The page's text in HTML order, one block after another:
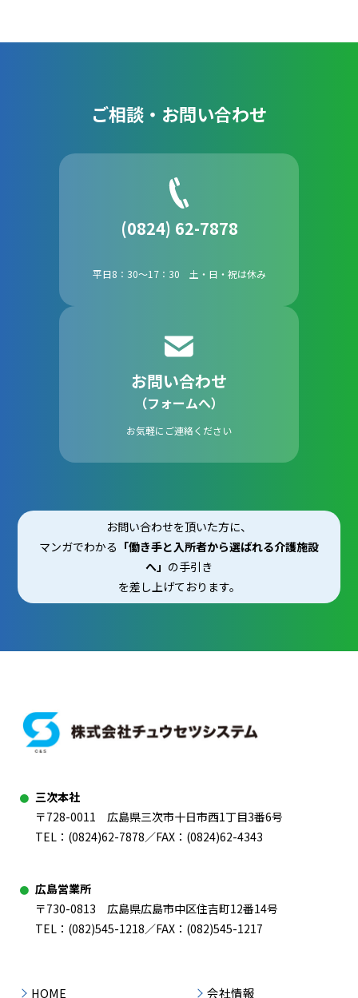
ご相談・お問い合わせ
(0824) 62-7878
平日8：30～17：30 土・日・祝は休み
お問い合わせ
（フォームへ）
お気軽にご連絡ください
お問い合わせを頂いた方に、
マンガでわかる 「働き手と入所者から選ばれる介護施設
へ」 の手引き
を差し上げております。
三次本社
〒728-0011 広島県三次市十日市西1丁目3番6号
TEL： (0824)62-7878／FAX：(0824)62-4343
広島営業所
〒730-0813 広島県広島市中区住吉町12番14号
TEL： (082)545-1218／FAX：(082)545-1217
HOME 会社情報